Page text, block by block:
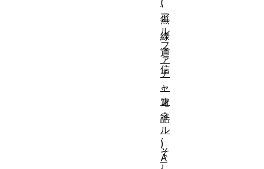
、
無
線
通
信
、
電
話
、
そ
(
ア
ル
フ
ァ
チ
ャ
ン
ネ
ル
)
A